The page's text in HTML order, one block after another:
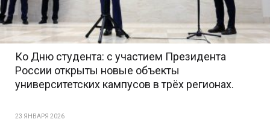
Ко Дню студента: с участием Президента
России открыты новые объекты
университетских кампусов в трёх регионах.
23 ЯНВАРЯ 2026